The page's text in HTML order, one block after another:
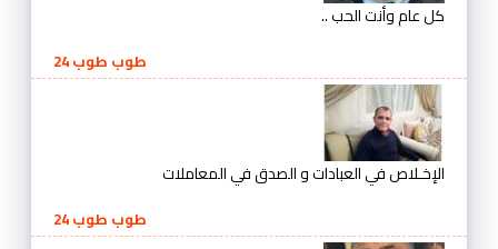
عام وأنت الحب ..
طوب طوب 24
في العبادات و الصدق في المعاملات
طوب طوب 24